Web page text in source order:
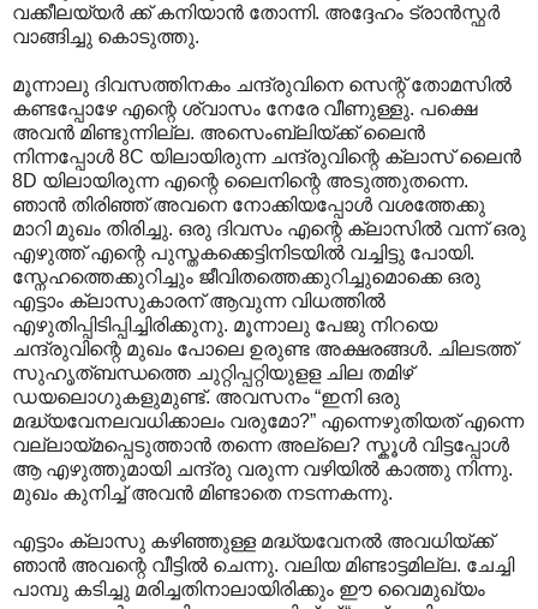
വക്കീലയ്യർ ക്ക് കനിയാൻ തോന്നി. അദ്ദേഹം ട്രാൻസ്ഫർ
വാങ്ങിച്ചു കൊടുത്തു.
മൂന്നാലു ദിവസത്തിനകം ചന്ദ്രുവിനെ സെന്റ് തോമസിൽ
കണ്ടപ്പോഴേ എന്റെ ശ്വാസം നേരേ വീണുള്ളു. പക്ഷെ
അവൻ മിണ്ടുന്നില്ല. അസെംബ്ലിയ്ക്ക് ലൈൻ
നിന്നപ്പോൾ 8C യിലായിരുന്ന ചന്ദ്രുവിന്റെ ക്ലാസ് ലൈൻ
8D യിലായിരുന്ന എന്റെ ലൈനിന്റെ അടുത്തുതന്നെ.
ഞാൻ തിരിഞ്ഞ് അവനെ നോക്കിയപ്പോൾ വശത്തേക്കു
മാറി മുഖം തിരിച്ചു. ഒരു ദിവസം എന്റെ ക്ലാസിൽ വന്ന് ഒരു
എഴുത്ത് എന്റെ പുസ്തകക്കെട്ടിനിടയിൽ വച്ചിട്ടു പോയി.
സ്നേഹത്തെക്കുറിച്ചും ജീവിതത്തെക്കുറിച്ചുമൊക്കെ ഒരു
എട്ടാം ക്ലാസുകാരന് ആവുന്ന വിധത്തിൽ
എഴുതിപ്പിടിപ്പിച്ചിരിക്കുനു. മൂന്നാലു പേജു നിറയെ
ചന്ദ്രുവിന്റെ മുഖം പോലെ ഉരുണ്ട അക്ഷരങ്ങൾ. ചിലടത്ത്
സുഹൃത്ബന്ധത്തെ ചുറ്റിപ്പറ്റിയുളള ചില തമിഴ്
ഡയലൊഗുകളുമുണ്ട്. അവസനം “ഇനി ഒരു
മദ്ധ്യവേനലവധിക്കാലം വരുമോ?” എന്നെഴുതിയത് എന്നെ
വല്ലായ്മപ്പെടുത്താൻ തന്നെ അല്ലെ? സ്കൂൾ വിട്ടപ്പോൾ
ആ എഴുത്തുമായി ചന്ദ്രു വരുന്ന വഴിയിൽ കാത്തു നിന്നു.
മുഖം കുനിച്ച് അവൻ മിണ്ടാതെ നടന്നകന്നു.
എട്ടാം ക്ലാസു കഴിഞ്ഞുള്ള മദ്ധ്യവേനൽ അവധിയ്ക്ക്
ഞാൻ അവന്റെ വീട്ടിൽ ചെന്നു. വലിയ മിണ്ടാട്ടമില്ല. ചേച്ചി
പാമ്പു കടിച്ചു മരിച്ചതിനാലായിരിക്കും ഈ വൈമുഖ്യം